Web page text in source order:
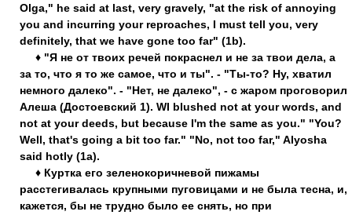
Olga," he said at last, very gravely, "at the risk of annoying
you and incurring your reproaches, I must tell you, very
definitely, that we have gone too far" (1b).
♦ "Я не от твоих речей покраснел и не за твои дела, а
за то, что я то же самое, что и ты". - "Ты-то? Ну, хватил
немного далеко". - "Нет, не далеко", - с жаром проговорил
Алеша (Достоевский 1). WI blushed not at your words, and
not at your deeds, but because I'm the same as you." "You?
Well, that's going a bit too far." "No, not too far," Alyosha
said hotly (1a).
♦ Куртка его зеленокоричневой пижамы
расстегивалась крупными пуговицами и не была тесна, и,
кажется, бы не трудно было ее снять, но при